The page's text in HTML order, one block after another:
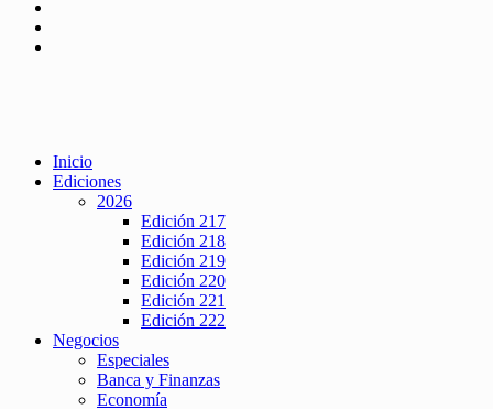
Inicio
Ediciones
2026
Edición 217
Edición 218
Edición 219
Edición 220
Edición 221
Edición 222
Negocios
Especiales
Banca y Finanzas
Economía